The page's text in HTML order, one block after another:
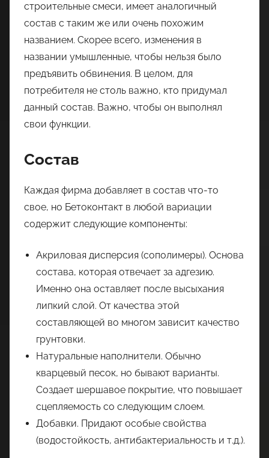
строительные смеси, имеет аналогичный
состав с таким же или очень похожим
названием. Скорее всего, изменения в
названии умышленные, чтобы нельзя было
предъявить обвинения. В целом, для
потребителя не столь важно, кто придумал
данный состав. Важно, чтобы он выполнял
свои функции.
Состав
Каждая фирма добавляет в состав что-то
свое, но Бетоконтакт в любой вариации
содержит следующие компоненты:
Акриловая дисперсия (сополимеры). Основа
состава, которая отвечает за адгезию.
Именно она оставляет после высыхания
липкий слой. От качества этой
составляющей во многом зависит качество
грунтовки.
Натуральные наполнители. Обычно
кварцевый песок, но бывают варианты.
Создает шершавое покрытие, что повышает
сцепляемость со следующим слоем.
Добавки. Придают особые свойства
(водостойкость, антибактериальность и т.д.).